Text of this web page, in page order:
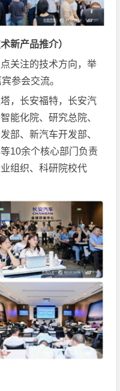
新产品推介）
关注的技术方向，举
参会交流。
，长安福特，长安汽
能化院、研究总院、
部、新汽车开发部、
10余个核心部门负责
组织、科研院校代